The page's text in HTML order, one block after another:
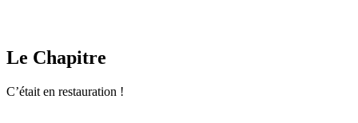
Le Chapitre
C’était en restauration !